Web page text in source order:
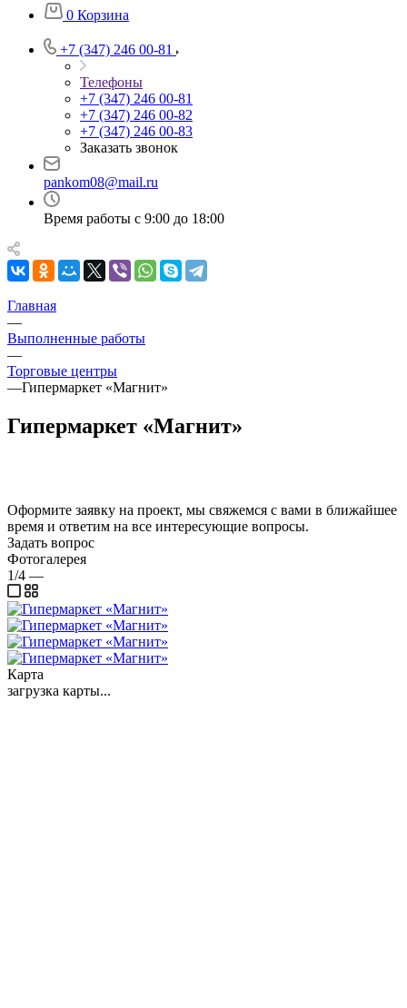
0 Корзина
+7 (347) 246 00-81
Телефоны
+7 (347) 246 00-81
+7 (347) 246 00-82
+7 (347) 246 00-83
Заказать звонок
pankom08@mail.ru
Время работы с 9:00 до 18:00
Главная
—
Выполненные работы
—
Торговые центры
—Гипермаркет «Магнит»
Гипермаркет «Магнит»
Оформите заявку на проект, мы свяжемся с вами в ближайшее
время и ответим на все интересующие вопросы.
Задать вопрос
Фотогалерея
1/4 —
Карта
загрузка карты...